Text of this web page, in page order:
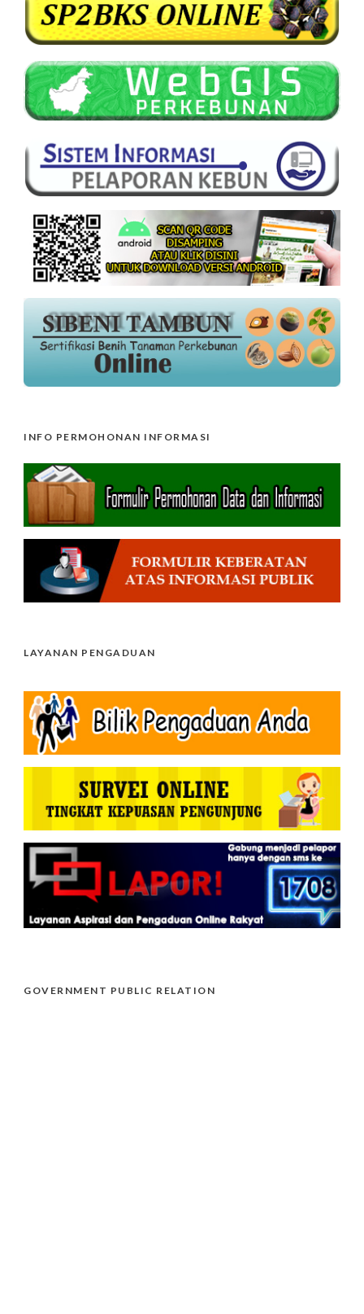
INFO PERMOHONAN INFORMASI
LAYANAN PENGADUAN
GOVERNMENT PUBLIC RELATION